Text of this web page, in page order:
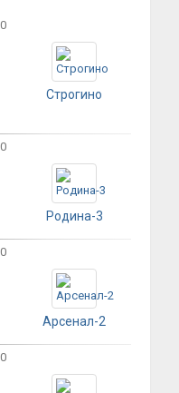
Строгино
Родина-3
Арсенал-2